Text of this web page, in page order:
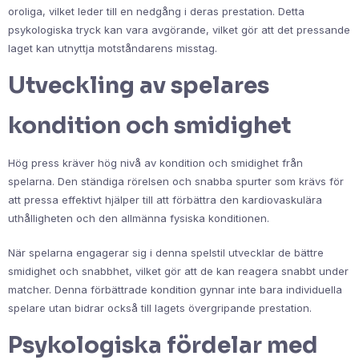
oroliga, vilket leder till en nedgång i deras prestation. Detta
psykologiska tryck kan vara avgörande, vilket gör att det pressande
laget kan utnyttja motståndarens misstag.
Utveckling av spelares
kondition och smidighet
Hög press kräver hög nivå av kondition och smidighet från
spelarna. Den ständiga rörelsen och snabba spurter som krävs för
att pressa effektivt hjälper till att förbättra den kardiovaskulära
uthålligheten och den allmänna fysiska konditionen.
När spelarna engagerar sig i denna spelstil utvecklar de bättre
smidighet och snabbhet, vilket gör att de kan reagera snabbt under
matcher. Denna förbättrade kondition gynnar inte bara individuella
spelare utan bidrar också till lagets övergripande prestation.
Psykologiska fördelar med